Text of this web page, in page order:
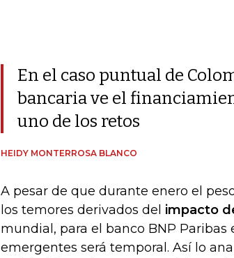
En el caso puntual de
bancaria ve el
uno de los retos
HEIDY MONTERROSA BLANCO
A pesar de que durante enero el
los temores derivados del impacto
mundial, para el banco BNP Paribas
emergentes será temporal. Así lo